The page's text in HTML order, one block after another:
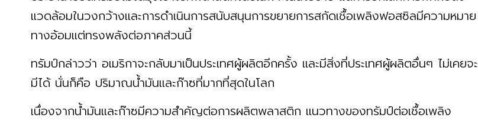
แวดล้อมในวงกว้างและการดำเนินการสนับสนุนการขยายการสกัดเชื้อเพลิงฟอสซิลมีความหมาย
ทางอ้อมแต่ทรงพลังต่อภาคส่วนนี้
ทรัมป์กล่าวว่า อเมริกาจะกลับมาเป็นประเทศผู้ผลิตอีกครั้ง และมีสิ่งที่ประเทศผู้ผลิตอื่นๆ ไม่เคยจะ
มีได้ นั่นก็คือ ปริมาณน้ำมันและก๊าซที่มากที่สุดในโลก
เนื่องจากน้ำมันและก๊าซมีความสำคัญต่อการผลิตพลาสติก แนวทางของทรัมป์ต่อเชื้อเพลิง